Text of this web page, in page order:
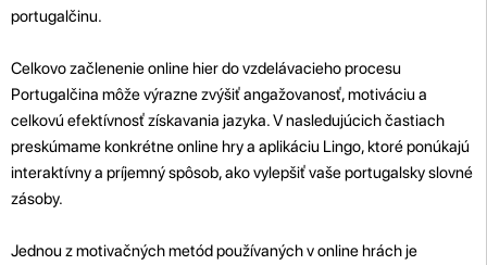
portugalčinu.
Celkovo začlenenie online hier do vzdelávacieho procesu
Portugalčina môže výrazne zvýšiť angažovanosť, motiváciu a
celkovú efektívnosť získavania jazyka. V nasledujúcich častiach
preskúmame konkrétne online hry a aplikáciu Lingo, ktoré ponúkajú
interaktívny a príjemný spôsob, ako vylepšiť vaše portugalsky slovné
zásoby.
Jednou z motivačných metód používaných v online hrách je